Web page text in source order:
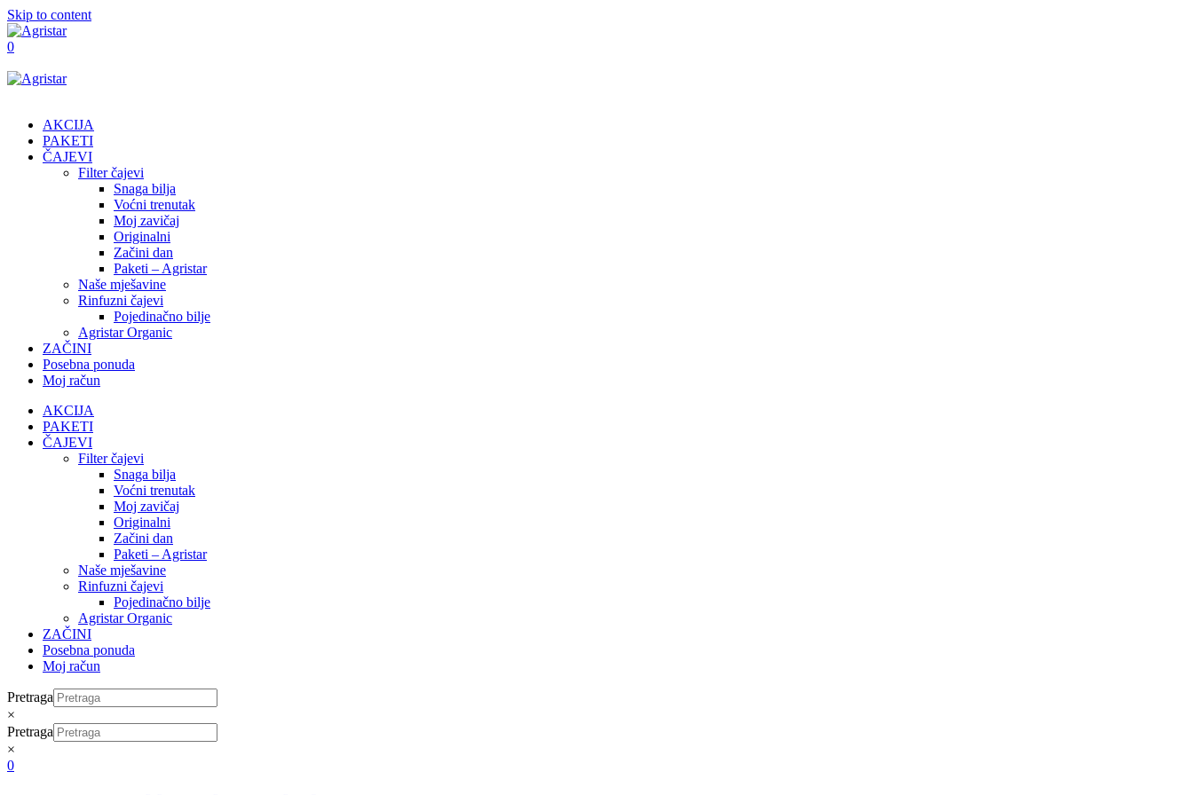
Skip to content
0
AKCIJA
PAKETI
ČAJEVI
Filter čajevi
Snaga bilja
Voćni trenutak
Moj zavičaj
Originalni
Začini dan
Paketi – Agristar
Naše mješavine
Rinfuzni čajevi
Pojedinačno bilje
Agristar Organic
ZAČINI
Posebna ponuda
Moj račun
AKCIJA
PAKETI
ČAJEVI
Filter čajevi
Snaga bilja
Voćni trenutak
Moj zavičaj
Originalni
Začini dan
Paketi – Agristar
Naše mješavine
Rinfuzni čajevi
Pojedinačno bilje
Agristar Organic
ZAČINI
Posebna ponuda
Moj račun
Pretraga
×
Pretraga
×
0